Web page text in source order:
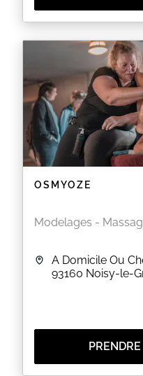
OSMYOZE
Modelages -
A Domicile Ou
93160 Noisy-le-